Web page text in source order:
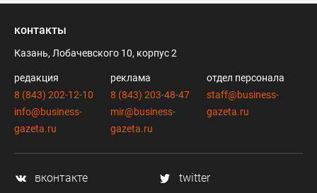
контакты
Казань, Лобачевского 10, корпус 2
редакция
8 (843) 202-12-10
info@business-
gazeta.ru
реклама
8 (843) 203-48-47
mir@business-
gazeta.ru
отдел персонала
staff@business-
gazeta.ru
вконтакте
twitter